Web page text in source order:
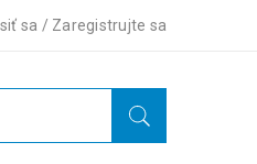
sa / Zaregistrujte sa